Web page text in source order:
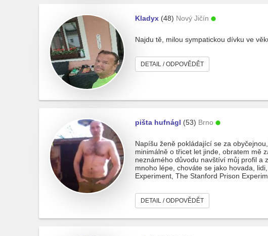
Kladyx (48) Nový Jičín
Najdu tě, milou sympatickou dívku ve
DETAIL / ODPOVĚDĚT
pišta hufnágl (53) Brno
Napíšu ženě pokládající se za
minimálně o třicet let jinde, obratem mě
neznámého důvodu navštíví můj profil a
mnoho lépe, chováte se jako hovada,
Experiment, The Stanford Prison
DETAIL / ODPOVĚDĚT